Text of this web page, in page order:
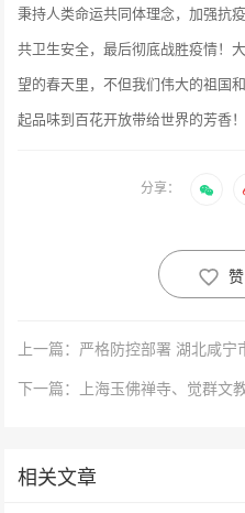
秉持人类命运共同体理念，加强抗
共卫生安全，最后彻底战胜疫情！
望的春天里，不但我们伟大的祖国
起品味到百花开放带给世界的芳香
分享：
赞
上一篇：严格防控部署 湖北咸宁
相关文章